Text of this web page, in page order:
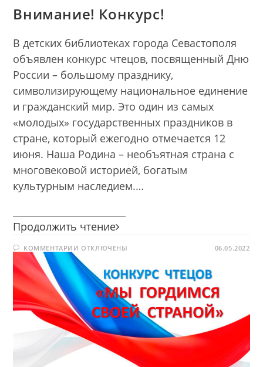
Внимание! Конкурс!
В детских библиотеках города Севастополя
объявлен конкурс чтецов, посвященный Дню
России – большому празднику,
символизирующему национальное единение
и гражданский мир. Это один из самых
«молодых» государственных праздников в
стране, который ежегодно отмечается 12
июня. Наша Родина – необъятная страна с
многовековой историей, богатым
культурным наследием.…
Продолжить чтение Внимание!
КОММЕНТАРИИ К
ВНИМАНИЕ!
КОНКУРС!
ОТКЛЮЧЕНЫ 06.05.2022